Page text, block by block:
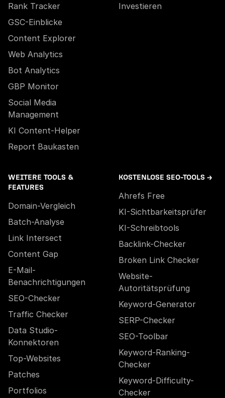
Rank Tracker
GSC-Einblicke
Content Explorer
Web Analytics
Bot Analytics
GBP Monitor
Social Media
Management
KI Content-Helper
Report Baukasten
Investieren
WEITERE TOOLS &
FEATURES
Domain-Vergleich
Batch-Analyse
Link Intersect
Content Gap
E-Mail-
Benachrichtigungen
SEO-Checker
Traffic Checker
Data Studio-
Konnektoren
Top-Websites
Patches
Portfolios
KOSTENLOSE SEO-TOOLS →
Ahrefs Free
KI-Sichtbarkeitsprüfer
KI-Schreibtools
Backlink-Checker
Broken Link Checker
Website-
Autoritätsprüfung
Keyword-Generator
SERP-Checker
SEO-Toolbar
Keyword-Ranking-
Checker
Keyword-Difficulty-
Checker